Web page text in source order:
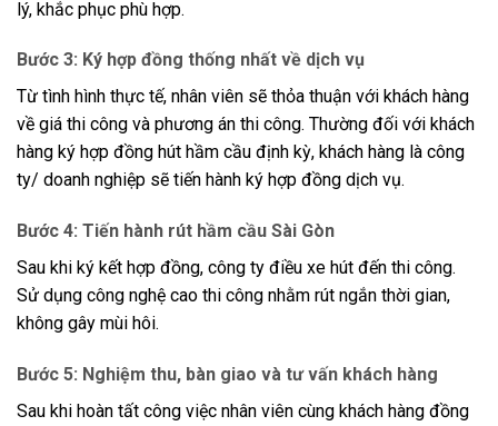
lý, khắc phục phù hợp.
Bước 3: Ký hợp đồng thống nhất về dịch vụ
Từ tình hình thực tế, nhân viên sẽ thỏa thuận với khách hàng
về giá thi công và phương án thi công. Thường đối với khách
hàng ký hợp đồng hút hầm cầu định kỳ, khách hàng là công
ty/ doanh nghiệp sẽ tiến hành ký hợp đồng dịch vụ.
Bước 4: Tiến hành rút hầm cầu Sài Gòn
Sau khi ký kết hợp đồng, công ty điều xe hút đến thi công.
Sử dụng công nghệ cao thi công nhằm rút ngắn thời gian,
không gây mùi hôi.
Bước 5: Nghiệm thu, bàn giao và tư vấn khách hàng
Sau khi hoàn tất công việc nhân viên cùng khách hàng đồng